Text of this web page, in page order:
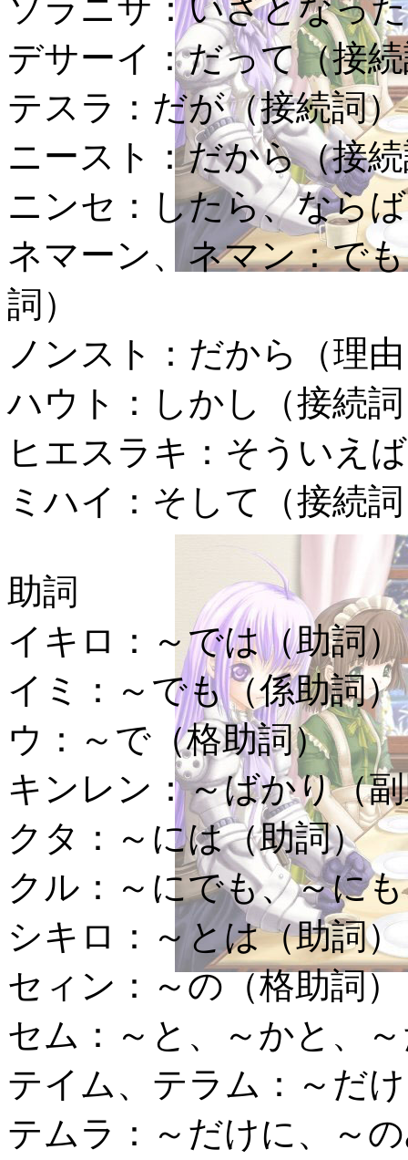
ソラニサ：いざとなっ
デサーイ：だって（接
テスラ： だが（接続詞）
ニースト：だから（接
ニンセ： したら、なら
ネマーン、ネマン：で
詞）
ノンスト： だから（理
ハウト： しかし（接続
ヒエスラキ： そういえ
ミハイ： そして（接続
助詞
イキロ： ～では（助詞）
イミ： ～でも（係助詞）
ウ： ～で（格助詞）
キンレン：～ばかり（
クタ： ～には（助詞）
クル： ～にでも、～に
シキロ： ～とは（助詞）
セィン： ～の（格助詞）
セム： ～と、～かと、
テイム、テラム： ～だ
テムラ： ～だけに、～